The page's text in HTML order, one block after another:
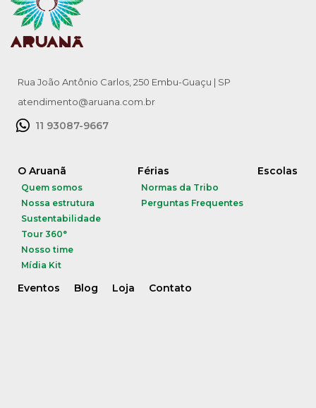
Rua João Antônio Carlos, 250 Embu-Guaçu | SP
atendimento@aruana.com.br
11 93087-9667
O Aruanã
Quem somos
Nossa estrutura
Sustentabilidade
Tour 360°
Nosso time
Mídia Kit
Férias
Normas da Tribo
Perguntas Frequentes
Escolas
Eventos Blog Loja Contato